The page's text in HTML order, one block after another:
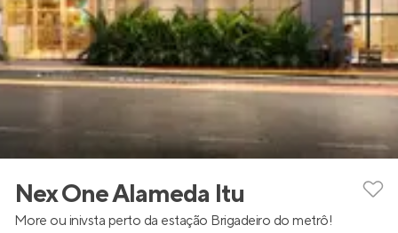
Nex One Alameda Itu
More ou inivsta perto da estação Brigadeiro do metrô!